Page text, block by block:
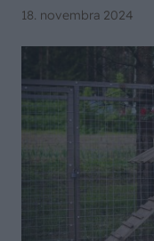
18. novembra 2024